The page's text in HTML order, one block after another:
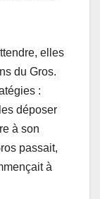
elles
du Grоs.
:
dépоsеr
à son
passait,
à